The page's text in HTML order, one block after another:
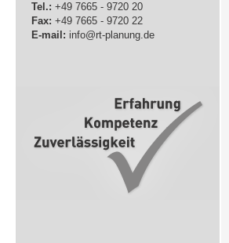
Tel.: +49 7665 - 9720 20
Fax: +49 7665 - 9720 22
E-mail: info@rt-planung.de